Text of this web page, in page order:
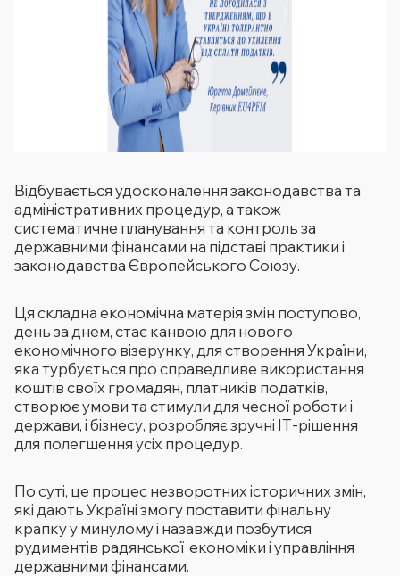
Відбувається удосконалення законодавства та
адміністративних процедур, а також
систематичне планування та контроль за
державними фінансами на підставі практики і
законодавства Європейського Союзу.
Ця складна економічна матерія змін поступово,
день за днем, стає канвою для нового
економічного візерунку, для створення України,
яка турбується про справедливе використання
коштів своїх громадян, платників податків,
створює умови та стимули для чесної роботи і
держави, і бізнесу, розробляє зручні ІТ-рішення
для полегшення усіх процедур.
По суті, це процес незворотних історичних змін,
які дають Україні змогу поставити фінальну
крапку у минулому і назавжди позбутися
рудиментів радянської економіки і управління
державними фінансами.